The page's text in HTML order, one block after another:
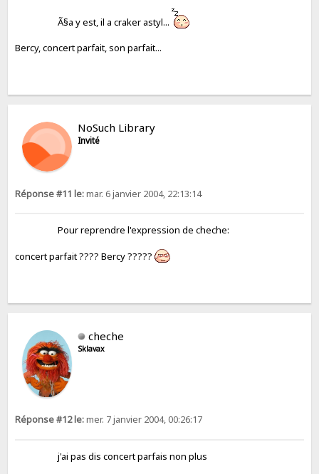
Ã§a y est, il a craker astyl...
Bercy, concert parfait, son parfait...
NoSuch Library
Invité
Réponse #11 le:mar. 6 janvier 2004, 22:13:14
Pour reprendre l'expression de cheche:
concert parfait ???? Bercy ?????
cheche
Sklavax
Réponse #12 le:mer. 7 janvier 2004, 00:26:17
j'ai pas dis concert parfais non plus